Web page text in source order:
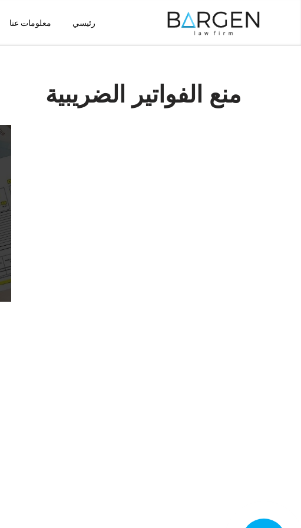
رئيسي معلومات عنا
منع الفواتير الضريبية